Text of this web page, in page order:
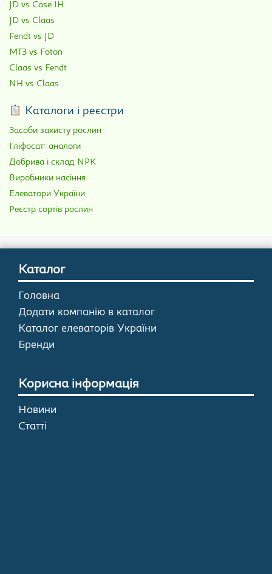
JD vs Case IH
JD vs Claas
Fendt vs JD
МТЗ vs Foton
Claas vs Fendt
NH vs Claas
Каталоги і реєстри
Засоби захисту рослин
Гліфосат: аналоги
Добрива і склад NPK
Виробники насіння
Елеватори України
Реєстр сортів рослин
Каталог
Головна
Додати компанію в каталог
Каталог елеваторів України
Бренди
Корисна інформація
Новини
Статті